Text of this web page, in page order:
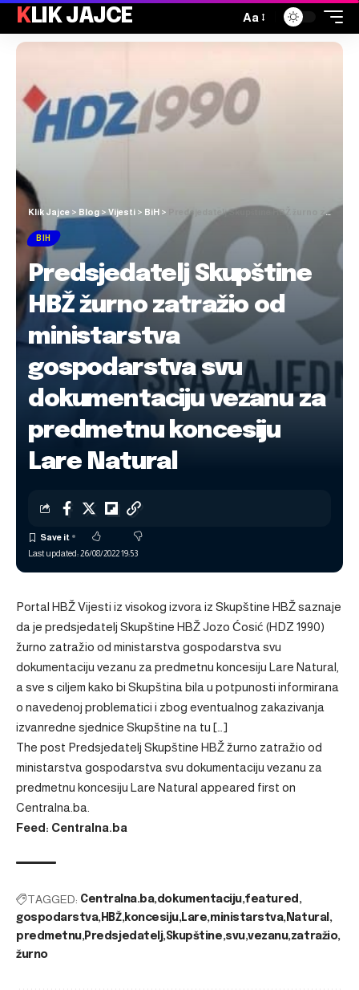
KLIK JAJCE Aa
Klik Jajce > Blog > Vijesti > BiH > Predsjedatelj Skupštine HBŽ žurno zatražio od ministarstva gospodarstva svu dokumentaciju vezanu za predmetnu koncesiju Lare Natural
BIH
Predsjedatelj Skupštine
HBŽ žurno zatražio od
ministarstva
gospodarstva svu
dokumentaciju vezanu za
predmetnu koncesiju
Lare Natural
Last updated: 26/08/2022 19:53
Portal HBŽ Vijesti iz visokog izvora iz Skupštine HBŽ saznaje
da je predsjedatelj Skupštine HBŽ Jozo Ćosić (HDZ 1990)
žurno zatražio od ministarstva gospodarstva svu
dokumentaciju vezanu za predmetnu koncesiju Lare Natural,
a sve s ciljem kako bi Skupština bila u potpunosti informirana
o navedenoj problematici i zbog eventualnog zakazivanja
izvanredne sjednice Skupštine na tu […]
The post Predsjedatelj Skupštine HBŽ žurno zatražio od
ministarstva gospodarstva svu dokumentaciju vezanu za
predmetnu koncesiju Lare Natural appeared first on
Centralna.ba
Feed: Centralna.ba
TAGGED: Centralna.ba dokumentaciju featured
gospodarstva HBŽ koncesiju Lare ministarstva Natural
predmetnu Predsjedatelj Skupštine svu vezanu zatražio
žurno